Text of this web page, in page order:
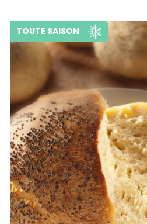
TOUTE SAISON